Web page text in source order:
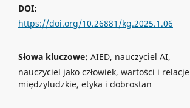
DOI:
https://doi.org/10.26881/kg.2025.1.06
Słowa kluczowe: AIED, nauczyciel AI,
nauczyciel jako człowiek, wartości i relacje
międzyludzkie, etyka i dobrostan